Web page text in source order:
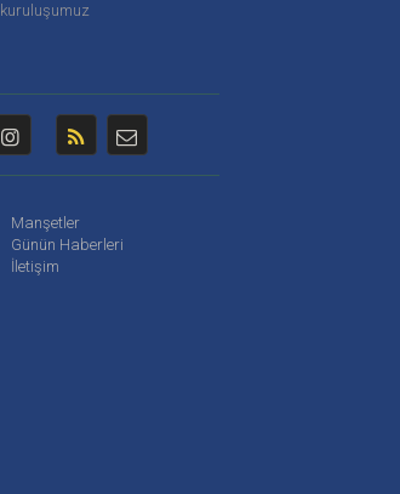
kuruluşumuz
Manşetler
Günün Haberleri
İletişim